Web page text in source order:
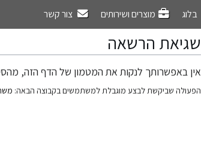
בלוג מוצרים ושירותים צור קשר
שגיאת הרשאה
קפיצה
קפיצה
אין באפשרותך לנקות את המטמון של הדף הזה,
הפעולה שביקשת לבצע מוגבלת למשתמשים בקבוצה הבאה: